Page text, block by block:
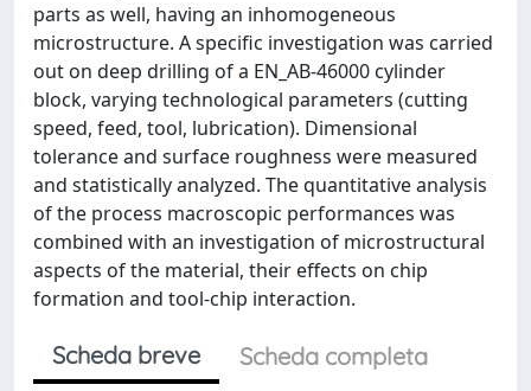
parts as well, having an inhomogeneous
microstructure. A specific investigation was carried
out on deep drilling of a EN_AB-46000 cylinder
block, varying technological parameters (cutting
speed, feed, tool, lubrication). Dimensional
tolerance and surface roughness were measured
and statistically analyzed. The quantitative analysis
of the process macroscopic performances was
combined with an investigation of microstructural
aspects of the material, their effects on chip
formation and tool-chip interaction.
Scheda breve
Scheda completa